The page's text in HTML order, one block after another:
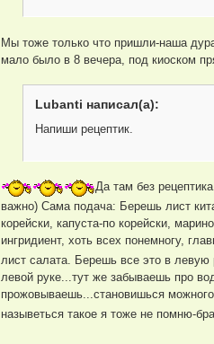
Мы тоже только что пришли-наша
мало было в 8 вечера, под киоском
Lubanti написал(а):
Напиши рецептик.
Да там без
важно) Сама подача: Берешь лист
корейски, капуста-по корейски,
ингридиент, хоть всех понемногу,
лист салата. Берешь все это в левую
левой руке...тут же забываешь про
прожовываешь...становишься
назыветься такое я тоже не помню-